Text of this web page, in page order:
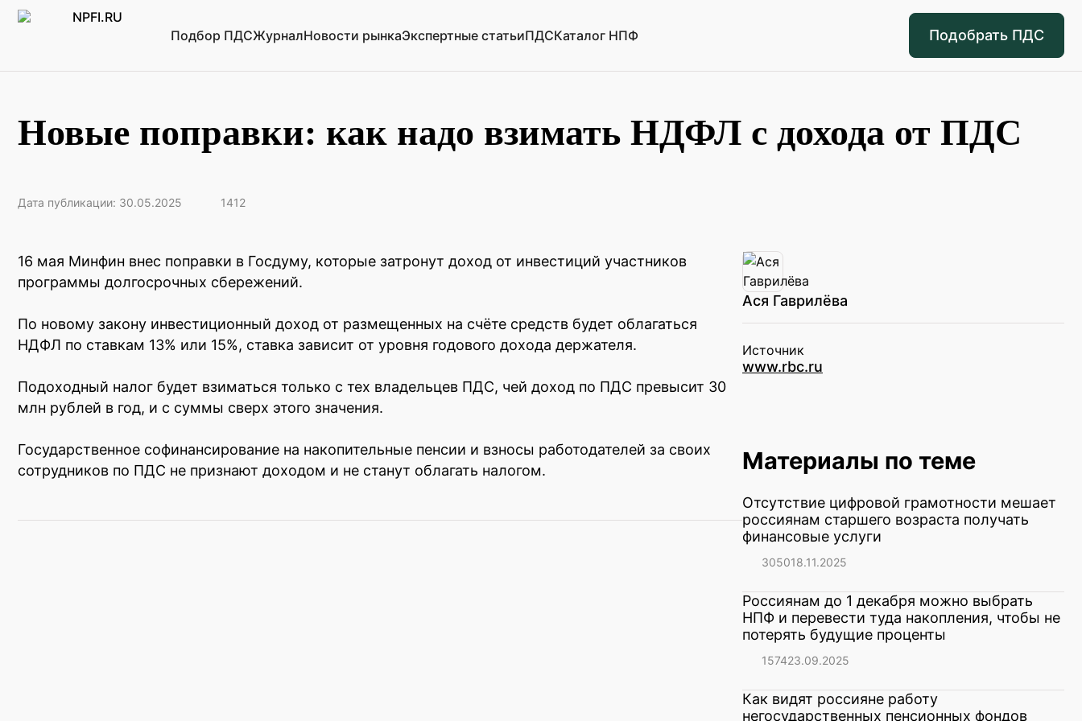
Подбор ПДСЖурналНовости рынкаЭкспертные статьиПДСКаталог НПФ Подобрать ПДС
Новые поправки: как надо взимать НДФЛ с дохода от ПДС
Дата публикации: 30.05.2025 1412
16 мая Минфин внес поправки в Госдуму, которые затронут доход от инвестиций участников
программы долгосрочных сбережений.
По новому закону инвестиционный доход от размещенных на счёте средств будет облагаться
НДФЛ по ставкам 13% или 15%, ставка зависит от уровня годового дохода держателя.
Подоходный налог будет взиматься только с тех владельцев ПДС, чей доход по ПДС превысит 30
млн рублей в год, и с суммы сверх этого значения.
Государственное софинансирование на накопительные пенсии и взносы работодателей за своих
сотрудников по ПДС не признают доходом и не станут облагать налогом.
Ася Гаврилёва
Источник
www.rbc.ru
Материалы по теме
Отсутствие цифровой грамотности мешает
россиянам старшего возраста получать
финансовые услуги
305018.11.2025
Россиянам до 1 декабря можно выбрать
НПФ и перевести туда накопления, чтобы не
потерять будущие проценты
157423.09.2025
Как видят россияне работу
негосударственных пенсионных фондов